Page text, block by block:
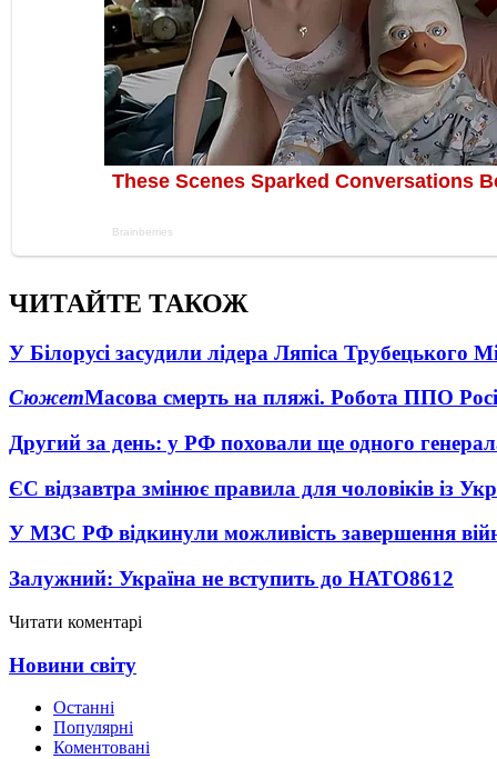
ЧИТАЙТЕ ТАКОЖ
У Білорусі засудили лідера Ляпіса Трубецького
СюжетМасова смерть на пляжі. Робота ППО
Другий за день: у РФ поховали ще одного
ЄС відзавтра змінює правила для чоловіків із
У МЗС РФ відкинули можливість завершення
Залужний: Україна не вступить до НАТО8612
Читати коментарі
Новини світу
Останні
Популярні
Коментовані